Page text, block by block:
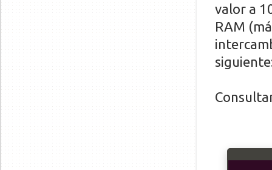
valor a
RAM